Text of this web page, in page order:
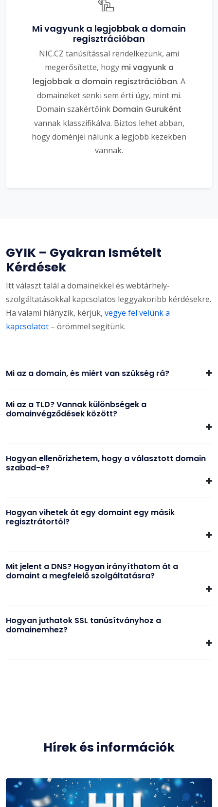
Mi vagyunk a legjobbak a domain
regisztrációban
NIC.CZ tanúsítással rendelkezünk, ami
megerősítette, hogy mi vagyunk a
legjobbak a domain regisztrációban. A
domaineket senki sem érti úgy, mint mi.
Domain szakértőink Domain Guruként
vannak klasszifikálva. Biztos lehet abban,
hogy doménjei nálunk a legjobb kezekben
vannak.
GYIK – Gyakran Ismételt
Kérdések
Itt választ talál a domainekkel és webtárhely-
szolgáltatásokkal kapcsolatos leggyakoribb kérdésekre.
Ha valami hiányzik, kérjük, vegye fel velünk a
kapcsolatot – örömmel segítünk.
Mi az a domain, és miért van szükség rá?
Mi az a TLD? Vannak különbségek a
domainvégződések között?
Hogyan ellenőrizhetem, hogy a választott domain
szabad-e?
Hogyan vihetek át egy domaint egy másik
regisztrátortól?
Mit jelent a DNS? Hogyan irányíthatom át a
domaint a megfelelő szolgáltatásra?
Hogyan juthatok SSL tanúsítványhoz a
domainemhez?
Hírek és információk